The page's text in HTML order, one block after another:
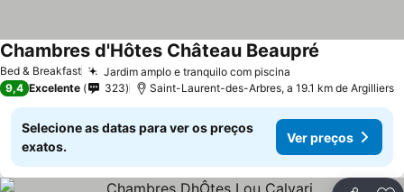
Bed & Breakfast Jardim amplo e tranquilo com piscina
Chambres d'Hôtes Château Beaupré
9,4 Excelente 323 Saint-Laurent-des-Arbres, a 19.1 km de Argilliers
Selecione as datas para ver os preços
exatos.
Ver preços